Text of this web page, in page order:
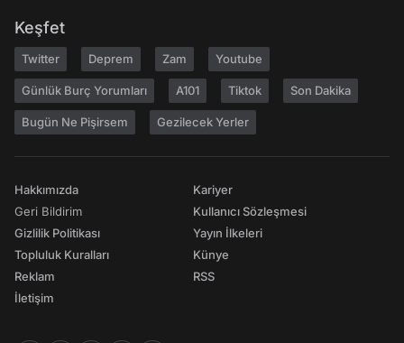
Keşfet
Twitter Deprem Zam Youtube
Günlük Burç Yorumları A101 Tiktok Son Dakika
Bugün Ne Pişirsem Gezilecek Yerler
Hakkımızda
Geri Bildirim
Gizlilik Politikası
Topluluk Kuralları
Reklam
İletişim
Kariyer
Kullanıcı Sözleşmesi
Yayın İlkeleri
Künye
RSS